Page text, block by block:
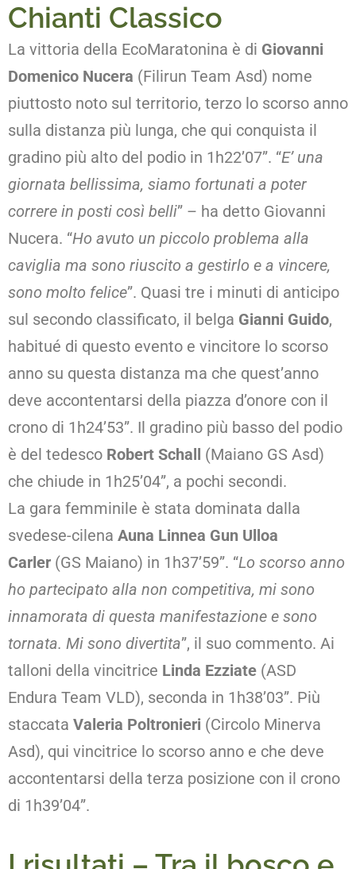
Chianti Classico
La vittoria della EcoMaratonina è di Giovanni
Domenico Nucera (Filirun Team Asd) nome
piuttosto noto sul territorio, terzo lo scorso anno
sulla distanza più lunga, che qui conquista il
gradino più alto del podio in 1h22’07”. “E’ una
giornata bellissima, siamo fortunati a poter
correre in posti così belli” – ha detto Giovanni
Nucera. “Ho avuto un piccolo problema alla
caviglia ma sono riuscito a gestirlo e a vincere,
sono molto felice”. Quasi tre i minuti di anticipo
sul secondo classificato, il belga Gianni Guido,
habitué di questo evento e vincitore lo scorso
anno su questa distanza ma che quest’anno
deve accontentarsi della piazza d’onore con il
crono di 1h24’53”. Il gradino più basso del podio
è del tedesco Robert Schall (Maiano GS Asd)
che chiude in 1h25’04”, a pochi secondi.
La gara femminile è stata dominata dalla
svedese-cilena Auna Linnea Gun Ulloa
Carler (GS Maiano) in 1h37’59”. “Lo scorso anno
ho partecipato alla non competitiva, mi sono
innamorata di questa manifestazione e sono
tornata. Mi sono divertita”, il suo commento. Ai
talloni della vincitrice Linda Ezziate (ASD
Endura Team VLD), seconda in 1h38’03”. Più
staccata Valeria Poltronieri (Circolo Minerva
Asd), qui vincitrice lo scorso anno e che deve
accontentarsi della terza posizione con il crono
di 1h39’04”.